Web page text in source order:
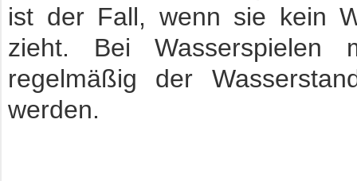
ist der Fall, wenn sie kein
zieht. Bei Wasserspielen
regelmäßig der
werden.